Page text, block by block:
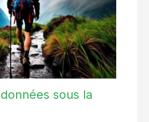
sous la